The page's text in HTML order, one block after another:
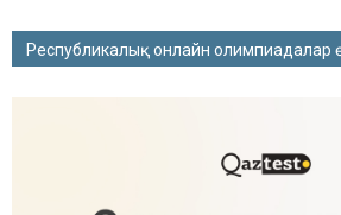
Республикалық онлайн олимпиадалар